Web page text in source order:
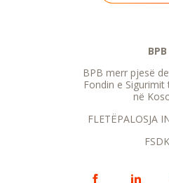
BPB
BPB merr pjesë
Fondin e
në
FLETËPALOSJA
FSDK